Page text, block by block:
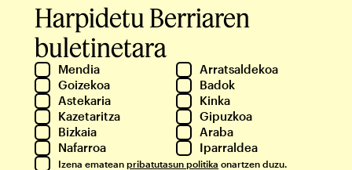
Harpidetu Berriaren
buletinetara
Mendia
Arratsaldekoa
Goizekoa
Badok
Astekaria
Kinka
Kazetaritza
Gipuzkoa
Bizkaia
Araba
Nafarroa
Iparraldea
Izena ematean pribatutasun politika onartzen duzu.